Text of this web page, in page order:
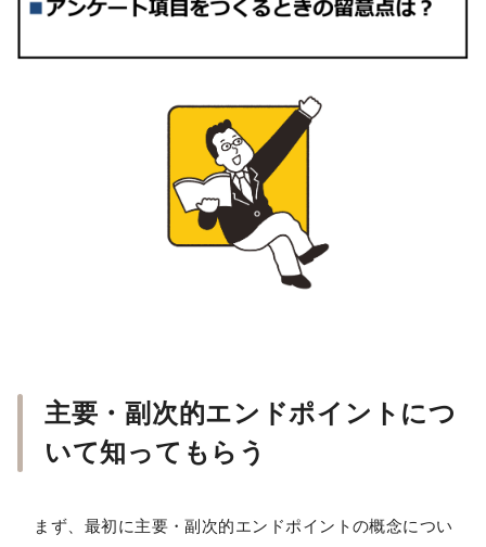
主要・副次的エンドポイントにつ
いて知ってもらう
まず、最初に主要・副次的エンドポイントの概念につい